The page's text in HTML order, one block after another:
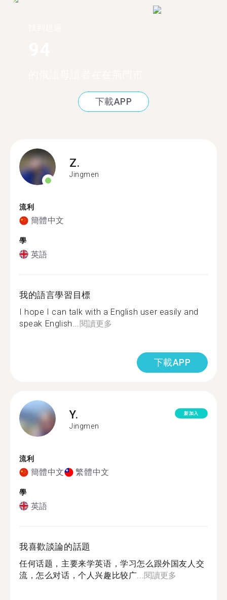
下載APP
Z.
Jingmen
流利
簡體中文
學
英語
我的語言學習目標
I hope I can talk with a English user easily and
speak English... 閱讀更多
下載APP
Y.
Jingmen
新加入
流利
簡體中文 繁體中文
學
英語
我喜歡談論的話題
任何话题，主要来学英语，学习怎么跟外国友人交
流，怎么对话，个人兴趣比较广... 閱讀更多